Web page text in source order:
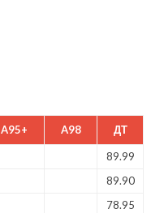
A95+ A98 ДТ
89.99
89.90
78.95